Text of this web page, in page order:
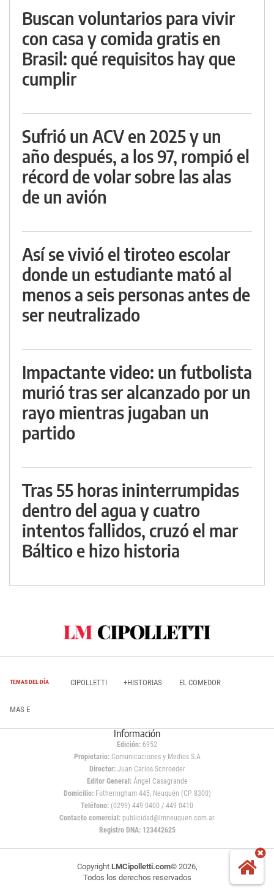
Buscan voluntarios para vivir
con casa y comida gratis en
Brasil: qué requisitos hay que
cumplir
Sufrió un ACV en 2025 y un
año después, a los 97, rompió el
récord de volar sobre las alas
de un avión
Así se vivió el tiroteo escolar
donde un estudiante mató al
menos a seis personas antes de
ser neutralizado
Impactante video: un futbolista
murió tras ser alcanzado por un
rayo mientras jugaban un
partido
Tras 55 horas ininterrumpidas
dentro del agua y cuatro
intentos fallidos, cruzó el mar
Báltico e hizo historia
TEMAS DEL DÍA CIPOLLETTI +HISTORIAS EL COMEDOR
MAS E
Información
Edición: 6952
Propietario:Comunicaciones y Medios S.A
Director: Juan Carlos Schroeder
Editor General:Ángel Casagrande
Domicilio:Fotheringham 445, Neuquén (CP 8300)
Teléfono: (0299) 449 0400 / 449 0410
Contacto comercial: publicidad@lmneuquen.com.ar
Registro DNA: 123442625
Copyright LMCipolletti.com© 2026,
Todos los derechos reservados